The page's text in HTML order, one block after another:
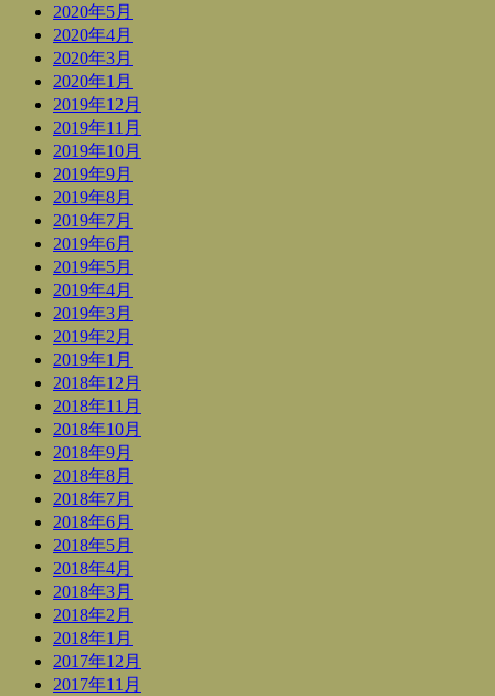
2020年5月
2020年4月
2020年3月
2020年1月
2019年12月
2019年11月
2019年10月
2019年9月
2019年8月
2019年7月
2019年6月
2019年5月
2019年4月
2019年3月
2019年2月
2019年1月
2018年12月
2018年11月
2018年10月
2018年9月
2018年8月
2018年7月
2018年6月
2018年5月
2018年4月
2018年3月
2018年2月
2018年1月
2017年12月
2017年11月